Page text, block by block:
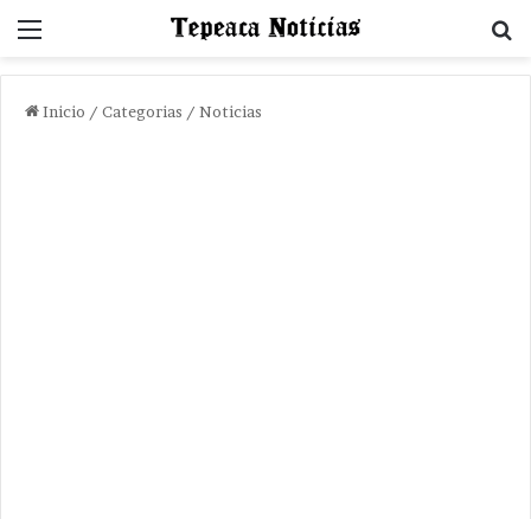
Menu
Inicio / Categorias / Noticias